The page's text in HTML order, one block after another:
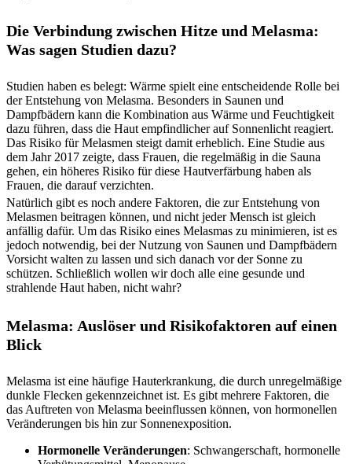
Die Verbindung zwischen Hitze und Melasma:
Was sagen Studien dazu?
Studien haben es belegt: Wärme spielt eine entscheidende Rolle bei
der Entstehung von Melasma. Besonders in Saunen und
Dampfbädern kann die Kombination aus Wärme und Feuchtigkeit
dazu führen, dass die Haut empfindlicher auf Sonnenlicht reagiert.
Das Risiko für Melasmen steigt damit erheblich. Eine Studie aus
dem Jahr 2017 zeigte, dass Frauen, die regelmäßig in die Sauna
gehen, ein höheres Risiko für diese Hautverfärbung haben als
Frauen, die darauf verzichten.
Natürlich gibt es noch andere Faktoren, die zur Entstehung von
Melasmen beitragen können, und nicht jeder Mensch ist gleich
anfällig dafür. Um das Risiko eines Melasmas zu minimieren, ist es
jedoch notwendig, bei der Nutzung von Saunen und Dampfbädern
Vorsicht walten zu lassen und sich danach vor der Sonne zu
schützen. Schließlich wollen wir doch alle eine gesunde und
strahlende Haut haben, nicht wahr?
Melasma: Auslöser und Risikofaktoren auf einen
Blick
Melasma ist eine häufige Hauterkrankung, die durch unregelmäßige
dunkle Flecken gekennzeichnet ist. Es gibt mehrere Faktoren, die
das Auftreten von Melasma beeinflussen können, von hormonellen
Veränderungen bis hin zur Sonnenexposition.
Hormonelle Veränderungen: Schwangerschaft, hormonelle